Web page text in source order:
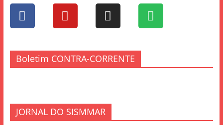
Boletim CONTRA-CORRENTE
JORNAL DO SISMMAR